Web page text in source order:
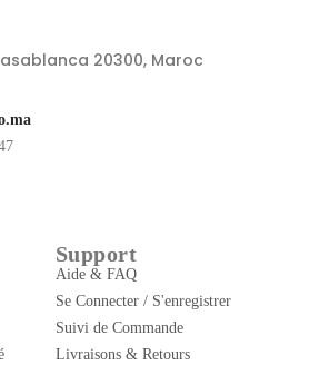
20300, Maroc
Support
Aide & FAQ
Se Connecter / S'enregistrer
Suivi de Commande
Livraisons & Retours